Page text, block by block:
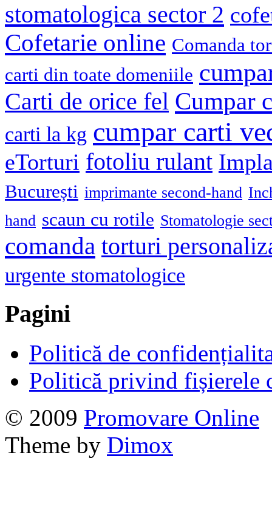
stomatologica sector 2
Cofetarie online Comanda
carti din toate domeniile
Carti de orice fel Cumpar
carti la kg cumpar carti
eTorturi fotoliu rulant
București imprimante second-hand
hand scaun cu rotile Stomatologie
comanda torturi
urgente stomatologice
Pagini
Politică de
Politică privind fișierele
© 2009 Promovare Online
Theme by Dimox